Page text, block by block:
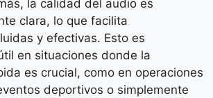
la calidad del audio es
clara, lo que facilita
y efectivas. Esto es
en situaciones donde la
es crucial, como en operaciones
deportivos o simplemente